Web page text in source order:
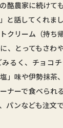
酪農家に続けて
と話してくれまし
クリーム（持ち
、とってもさわ
みるく、チョコ
」味や伊勢抹茶
ナーで食べられ
パンなども注文で